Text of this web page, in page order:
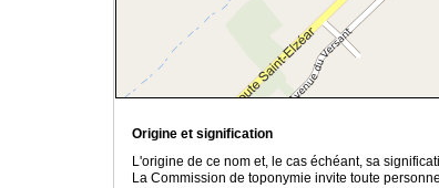
Origine et signification
L'origine de ce nom et, le cas échéant, sa
La Commission de toponymie invite toute